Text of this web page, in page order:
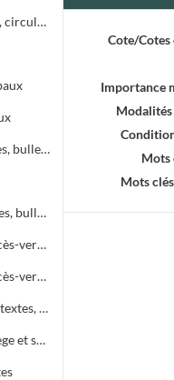
Elections présidentielles 1995 : Organisation du scrutin, circulaires, assesseurs, délégués, présidents de bureau de vote
Elections législatives 1997 - 5ème circonscription : Listes, bulletins de vote, délégués et assesseurs
Elections législatives 1997 - 4 ème circonscription : Listes, bulletins de vote, délégués et assesseurs
Elections législatives 1997 - 4ème circonscription : Procès-verbaux
Elections législatives 1997 - 5ème circonscription : Procès-verbaux
Elections Prud'homales 1997 : Organisation du scrutin, textes, représentants des organisations professionnelles et syndicales, délégués, bureaux de vote, tableaux de vote par correspondance
Elections Prud'homales 1997 : Procès-verbaux par collège et section
Cote/
Importance
Mots
Mots